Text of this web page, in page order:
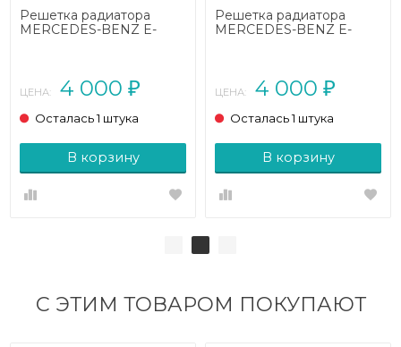
Решетка радиатора
MERCEDES-BENZ E-
ЦЕНА: 4 000 ₽
Осталась 1 штука
В корзину
Решетка радиатора
MERCEDES-BENZ E-
ЦЕНА: 4 000 ₽
Осталась 1 штука
В корзину
С ЭТИМ ТОВАРОМ ПОКУПАЮТ